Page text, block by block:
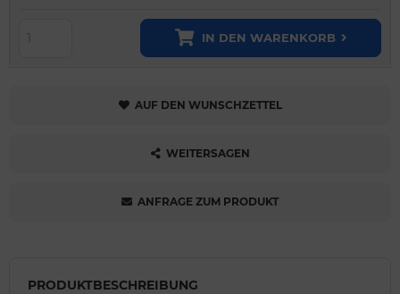
IN DEN WARENKORB
AUF DEN WUNSCHZETTEL
WEITERSAGEN
ANFRAGE ZUM PRODUKT
PRODUKTBESCHREIBUNG